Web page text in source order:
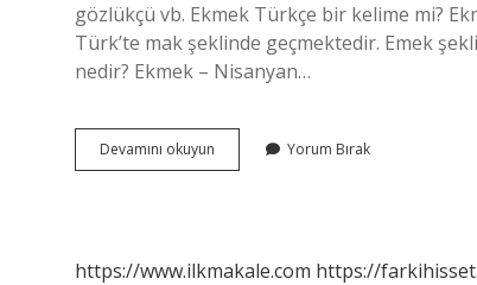
gözlükçü vb. Ekmek Türkçe bir kelime mi?
Türk’te mak şeklinde geçmektedir. Emek
nedir? Ekmek – Nisanyan…
Devamını okuyun
Türemiş
Yorum Bırak
https://www.ilkmakale.com https://